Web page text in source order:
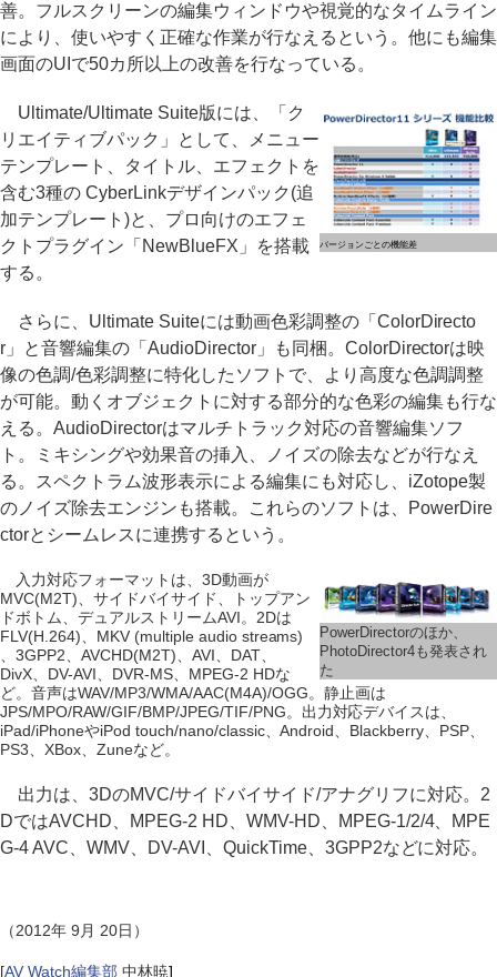
善。フルスクリーンの編集ウィンドウや視覚的なタイムライン
により、使いやすく正確な作業が行なえるという。他にも編集
画面のUIで50カ所以上の改善を行なっている。
バージョンごとの機能差
Ultimate/Ultimate Suite版には、「ク
リエイティブパック」として、メニュー
テンプレート、タイトル、エフェクトを
含む3種の CyberLinkデザインパック(追
加テンプレート)と、プロ向けのエフェ
クトプラグイン「NewBlueFX」を搭載
する。
さらに、Ultimate Suiteには動画色彩調整の「ColorDirecto
r」と音響編集の「AudioDirector」も同梱。ColorDirectorは映
像の色調/色彩調整に特化したソフトで、より高度な色調調整
が可能。動くオブジェクトに対する部分的な色彩の編集も行な
える。AudioDirectorはマルチトラック対応の音響編集ソフ
ト。ミキシングや効果音の挿入、ノイズの除去などが行なえ
る。スペクトラム波形表示による編集にも対応し、iZotope製
のノイズ除去エンジンも搭載。これらのソフトは、PowerDire
ctorとシームレスに連携するという。
PowerDirectorのほか、
PhotoDirector4も発表され
た
入力対応フォーマットは、3D動画が
MVC(M2T)、サイドバイサイド、トップアン
ドボトム、デュアルストリームAVI。2Dは
FLV(H.264)、MKV (multiple audio streams)
、3GPP2、AVCHD(M2T)、AVI、DAT、
DivX、DV-AVI、DVR-MS、MPEG-2 HDな
ど。音声はWAV/MP3/WMA/AAC(M4A)/OGG。静止画は
JPS/MPO/RAW/GIF/BMP/JPEG/TIF/PNG。出力対応デバイスは、
iPad/iPhoneやiPod touch/nano/classic、Android、Blackberry、PSP、
PS3、XBox、Zuneなど。
出力は、3DのMVC/サイドバイサイド/アナグリフに対応。2
DではAVCHD、MPEG-2 HD、WMV-HD、MPEG-1/2/4、MPE
G-4 AVC、WMV、DV-AVI、QuickTime、3GPP2などに対応。
（2012年 9月 20日）
[AV Watch編集部 中林暁]